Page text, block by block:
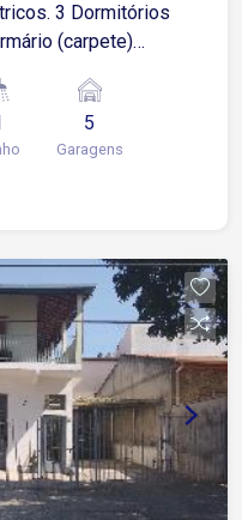
(carpete)
Área de
Cobertas.
e Banheiro
5
Garagens